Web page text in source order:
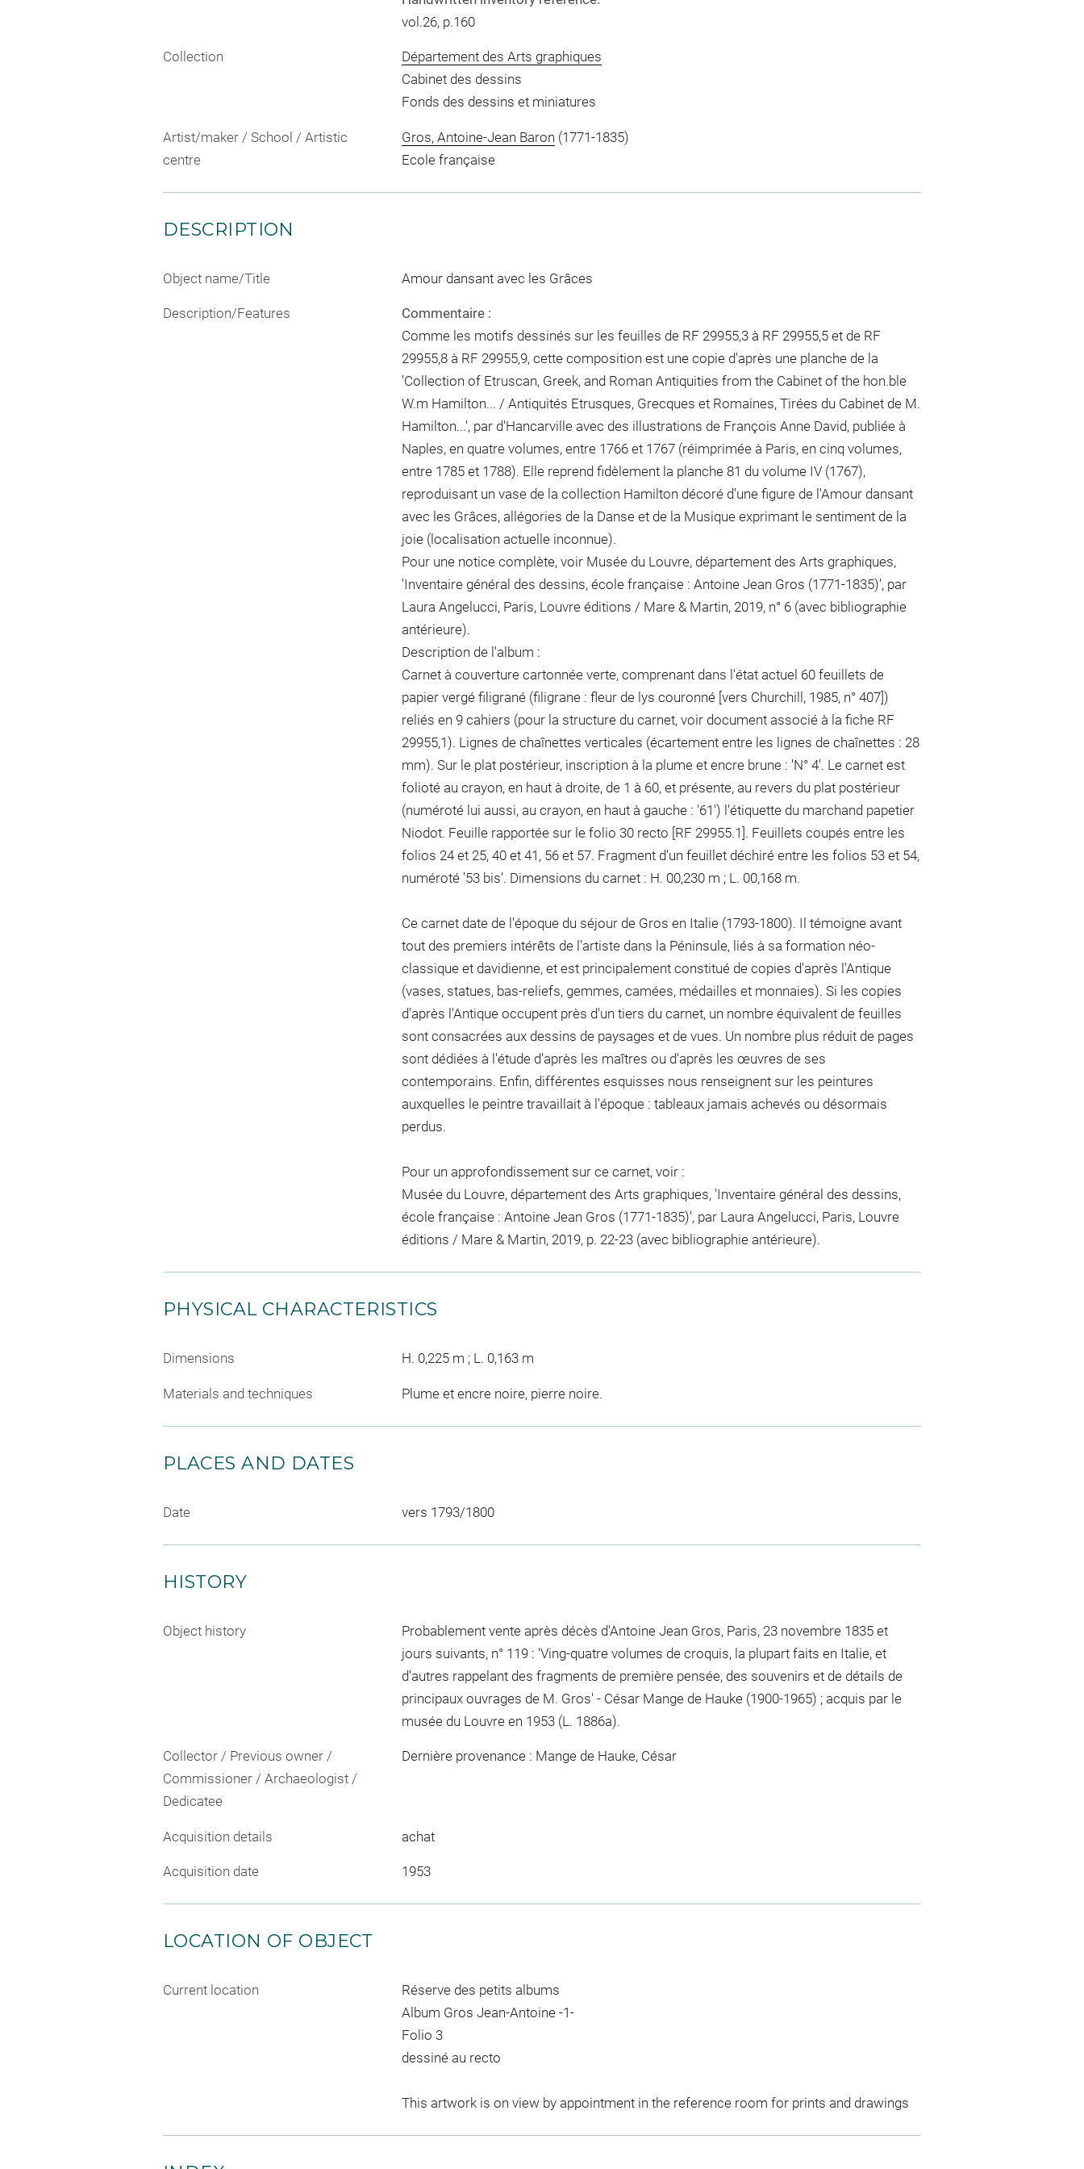
vol.26, p.160
Collection
Département des Arts graphiques
Cabinet des dessins
Fonds des dessins et miniatures
Artist/maker / School / Artistic
centre
Gros, Antoine-Jean Baron (1771-1835)
Ecole française
DESCRIPTION
Object name/Title Amour dansant avec les Grâces
Description/Features
Commentaire :
Comme les motifs dessinés sur les feuilles de RF 29955,3 à RF 29955,5 et de RF
29955,8 à RF 29955,9, cette composition est une copie d'après une planche de la
'Collection of Etruscan, Greek, and Roman Antiquities from the Cabinet of the hon.ble
W.m Hamilton... / Antiquités Etrusques, Grecques et Romaines, Tirées du Cabinet de M.
Hamilton...', par d'Hancarville avec des illustrations de François Anne David, publiée à
Naples, en quatre volumes, entre 1766 et 1767 (réimprimée à Paris, en cinq volumes,
entre 1785 et 1788). Elle reprend fidèlement la planche 81 du volume IV (1767),
reproduisant un vase de la collection Hamilton décoré d'une figure de l'Amour dansant
avec les Grâces, allégories de la Danse et de la Musique exprimant le sentiment de la
joie (localisation actuelle inconnue).
Pour une notice complète, voir Musée du Louvre, département des Arts graphiques,
'Inventaire général des dessins, école française : Antoine Jean Gros (1771-1835)', par
Laura Angelucci, Paris, Louvre éditions / Mare & Martin, 2019, n° 6 (avec bibliographie
antérieure).
Description de l'album :
Carnet à couverture cartonnée verte, comprenant dans l'état actuel 60 feuillets de
papier vergé filigrané (filigrane : fleur de lys couronné [vers Churchill, 1985, n° 407])
reliés en 9 cahiers (pour la structure du carnet, voir document associé à la fiche RF
29955,1). Lignes de chaînettes verticales (écartement entre les lignes de chaînettes : 28
mm). Sur le plat postérieur, inscription à la plume et encre brune : 'N° 4'. Le carnet est
folioté au crayon, en haut à droite, de 1 à 60, et présente, au revers du plat postérieur
(numéroté lui aussi, au crayon, en haut à gauche : '61') l'étiquette du marchand papetier
Niodot. Feuille rapportée sur le folio 30 recto [RF 29955.1]. Feuillets coupés entre les
folios 24 et 25, 40 et 41, 56 et 57. Fragment d'un feuillet déchiré entre les folios 53 et 54,
numéroté '53 bis'. Dimensions du carnet : H. 00,230 m ; L. 00,168 m.
Ce carnet date de l'époque du séjour de Gros en Italie (1793-1800). Il témoigne avant
tout des premiers intérêts de l'artiste dans la Péninsule, liés à sa formation néo-
classique et davidienne, et est principalement constitué de copies d'après l'Antique
(vases, statues, bas-reliefs, gemmes, camées, médailles et monnaies). Si les copies
d'après l'Antique occupent près d'un tiers du carnet, un nombre équivalent de feuilles
sont consacrées aux dessins de paysages et de vues. Un nombre plus réduit de pages
sont dédiées à l'étude d'après les maîtres ou d'après les œuvres de ses
contemporains. Enfin, différentes esquisses nous renseignent sur les peintures
auxquelles le peintre travaillait à l'époque : tableaux jamais achevés ou désormais
perdus.
Pour un approfondissement sur ce carnet, voir :
Musée du Louvre, département des Arts graphiques, 'Inventaire général des dessins,
école française : Antoine Jean Gros (1771-1835)', par Laura Angelucci, Paris, Louvre
éditions / Mare & Martin, 2019, p. 22-23 (avec bibliographie antérieure).
PHYSICAL CHARACTERISTICS
Dimensions H. 0,225 m ; L. 0,163 m
Materials and techniques Plume et encre noire, pierre noire.
PLACES AND DATES
Date vers 1793/1800
HISTORY
Object history
Probablement vente après décès d'Antoine Jean Gros, Paris, 23 novembre 1835 et
jours suivants, n° 119 : 'Ving-quatre volumes de croquis, la plupart faits en Italie, et
d'autres rappelant des fragments de première pensée, des souvenirs et de détails de
principaux ouvrages de M. Gros' - César Mange de Hauke (1900-1965) ; acquis par le
musée du Louvre en 1953 (L. 1886a).
Collector / Previous owner /
Commissioner / Archaeologist /
Dedicatee
Dernière provenance : Mange de Hauke, César
Acquisition details achat
Acquisition date 1953
LOCATION OF OBJECT
Current location
Réserve des petits albums
Album Gros Jean-Antoine -1-
Folio 3
dessiné au recto
This artwork is on view by appointment in the reference room for prints and drawings